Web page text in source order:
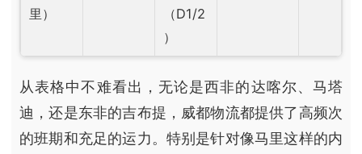
里）
（D1/2
）
从表格中不难看出，无论是西非的达喀尔、马塔
迪，还是东非的吉布提，威都物流都提供了高频次
的班期和充足的运力。特别是针对像马里这样的内